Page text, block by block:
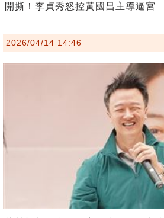
開撕！李貞秀怒控黃國昌主導逼宮
2026/04/14 14:46